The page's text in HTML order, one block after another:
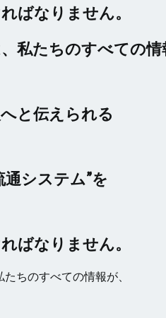
ばなりません。
私たちのすべての情
と伝えられる
通システム”を
ばなりません。
ちのすべての情報が、